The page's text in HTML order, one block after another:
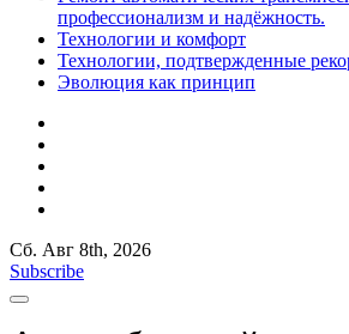
профессионализм и надёжность.
Технологии и комфорт
Технологии, подтвержденные
Эволюция как принцип
Сб. Авг 8th, 2026
Subscribe